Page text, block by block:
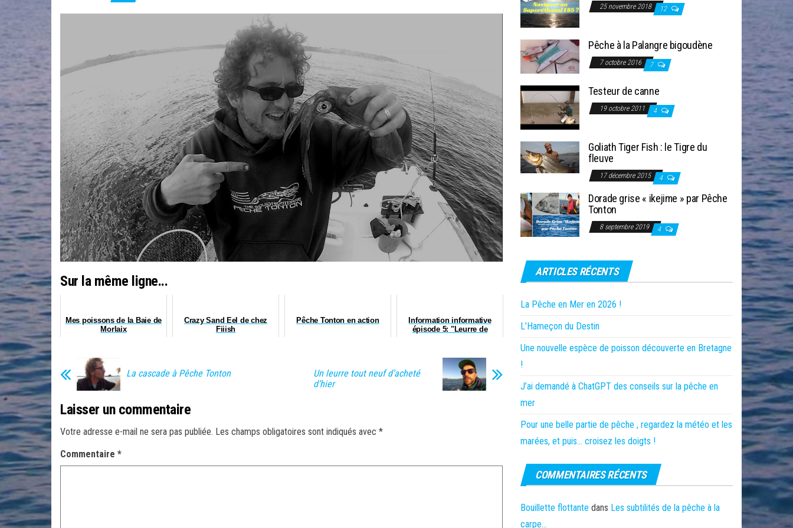
Sur la même ligne...
Mes poissons de la Baie de
Morlaix
Crazy Sand Eel de chez
Fiiish
Pêche Tonton en action
Information informative
épisode 5: "Leurre de
La cascade à Pêche Tonton
Un leurre tout neuf d’acheté
d’hier
Laisser un commentaire
Votre adresse e-mail ne sera pas publiée. Les champs obligatoires sont indiqués avec *
Commentaire *
25 novembre 2018 12
Pêche à la Palangre bigoudène
7 octobre 2016 7
Testeur de canne
19 octobre 2011 4
Goliath Tiger Fish : le Tigre du
fleuve
17 décembre 2015 4
Dorade grise « ikejime » par Pêche
Tonton
8 septembre 2019 4
ARTICLES RÉCENTS
La Pêche en Mer en 2026 !
L’Hameçon du Destin
Une nouvelle espèce de poisson découverte en Bretagne
!
J’ai demandé à ChatGPT des conseils sur la pêche en
mer
Pour une belle partie de pêche , regardez la météo et les
marées, et puis… croisez les doigts !
COMMENTAIRES RÉCENTS
Bouillette flottante dans Les subtilités de la pêche à la
carpe…